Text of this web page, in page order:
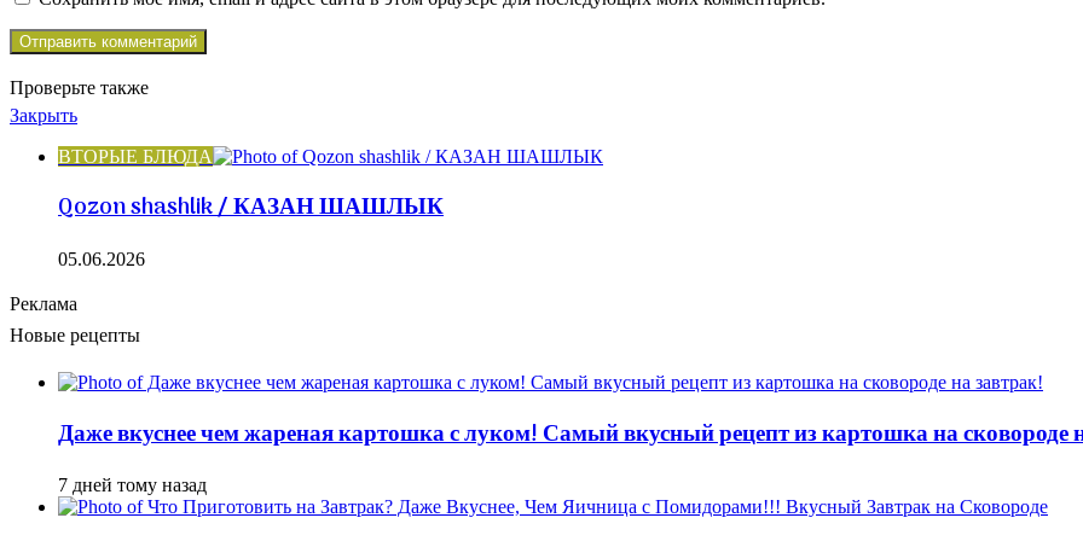
Проверьте также
Закрыть
ВТОРЫЕ БЛЮДА
Qozon shashlik / КАЗАН ШАШЛЫК
05.06.2026
Реклама
Новые рецепты
Даже вкуснее чем жареная картошка с луком! Самый вкусный рецепт из картошка на сковороде
7 дней тому назад